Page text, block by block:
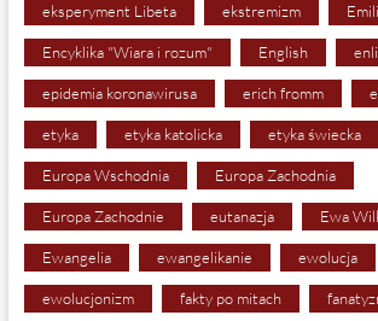
eksperyment Libeta ekstremizm
Encyklika "Wiara i rozum" English
epidemia koronawirusa erich fromm
etyka etyka katolicka etyka świecka
Europa Wschodnia Europa Zachodnia
Europa Zachodnie eutanazja Ewa
Ewangelia ewangelikanie ewolucja
ewolucjonizm fakty po mitach